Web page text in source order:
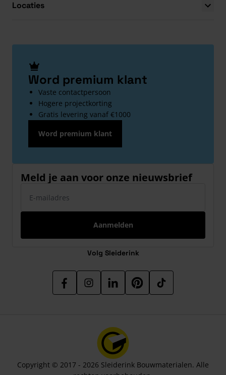
Locaties
Word premium klant
Vaste contactpersoon
Hogere projectkorting
Gratis levering vanaf €1000
Word premium klant
Meld je aan voor onze nieuwsbrief
Aanmelden
Volg Sleiderink
Copyright © 2017 - 2026 Sleiderink Bouwmaterialen. Alle